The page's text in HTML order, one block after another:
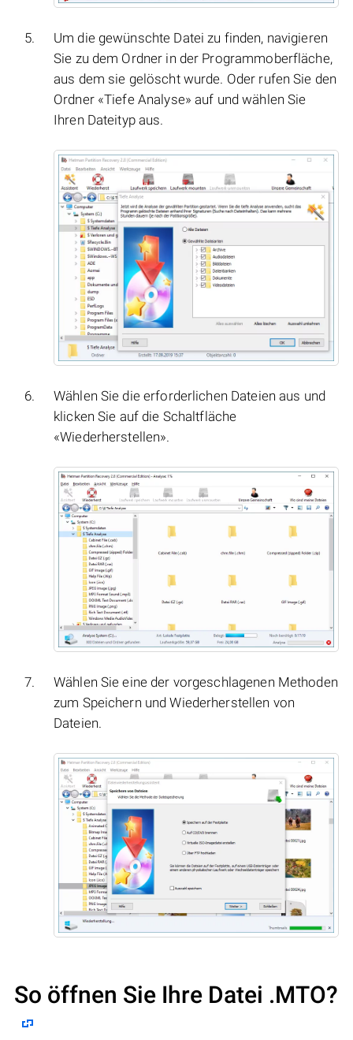
Um die gewünschte Datei zu finden, navigieren
Sie zu dem Ordner in der Programmoberfläche,
aus dem sie gelöscht wurde. Oder rufen Sie den
Ordner «Tiefe Analyse» auf und wählen Sie
Ihren Dateityp aus.
Wählen Sie die erforderlichen Dateien aus und
klicken Sie auf die Schaltfläche
«Wiederherstellen».
Wählen Sie eine der vorgeschlagenen Methoden
zum Speichern und Wiederherstellen von
Dateien.
So öffnen Sie Ihre Datei .MTO?